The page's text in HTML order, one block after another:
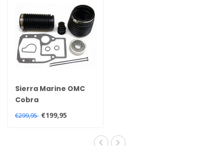
Sierra Marine OMC
Cobra
Heckklappensatz
1986-1993
€299,95 €199,95